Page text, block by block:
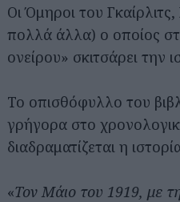
Οι Όμηροι του
πολλά άλλα) ο οποίος
ονείρου» σκιτσάρει την
Το οπισθόφυλλο του
γρήγορα στο
διαδραματίζεται η
«Τον Μάιο του 1919, με